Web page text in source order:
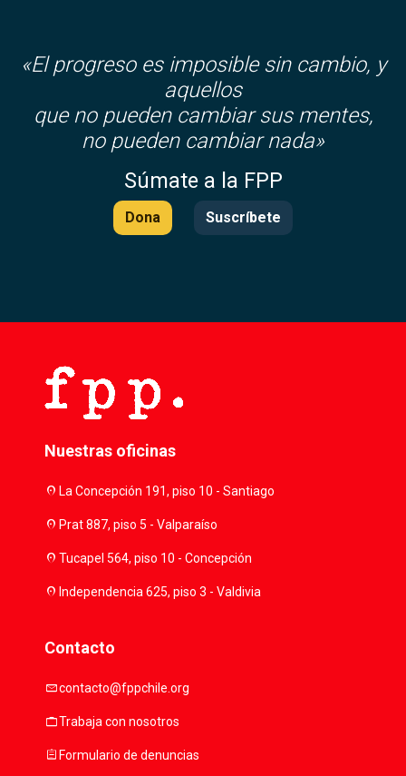
«El progreso es imposible sin cambio, y
aquellos
que no pueden cambiar sus mentes,
no pueden cambiar nada»
Súmate a la FPP
Dona Suscríbete
Nuestras oficinas
location_onLa Concepción 191, piso 10 - Santiago
location_onPrat 887, piso 5 - Valparaíso
location_onTucapel 564, piso 10 - Concepción
location_onIndependencia 625, piso 3 - Valdivia
Contacto
mailcontacto@fppchile.org
workTrabaja con nosotros
assignmentFormulario de denuncias